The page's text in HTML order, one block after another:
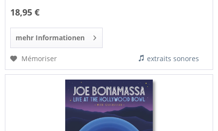
18,95 €
mehr Informationen
Mémoriser extraits sonores